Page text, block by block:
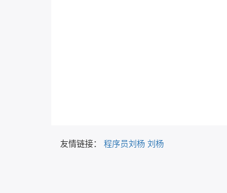
友情链接： 程序员刘杨 刘杨